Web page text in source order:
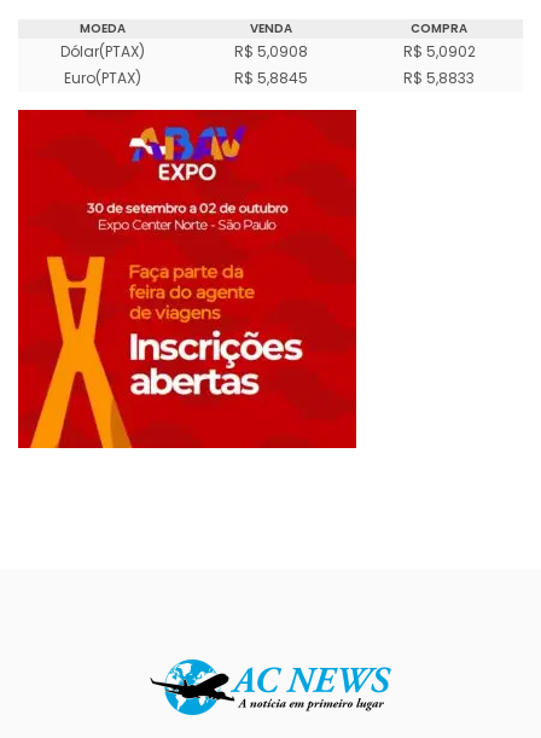
MOEDA VENDA COMPRA
Dólar(PTAX) R$ 5,0908
R$ 5,0902
Euro(PTAX)
R$ 5,8845 R$ 5,8833